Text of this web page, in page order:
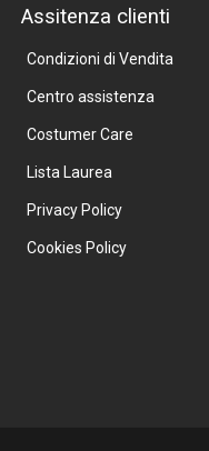
Assitenza clienti
Condizioni di Vendita
Centro assistenza
Costumer Care
Lista Laurea
Privacy Policy
Cookies Policy